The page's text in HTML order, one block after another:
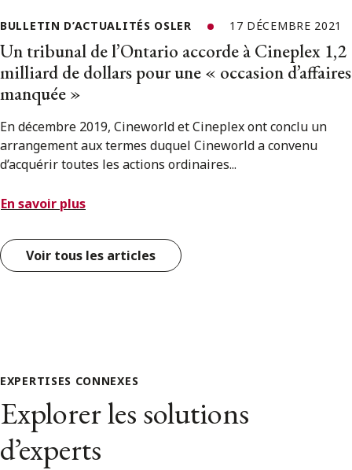
BULLETIN D’ACTUALITÉS OSLER 17 DÉCEMBRE 2021
Un tribunal de l’Ontario accorde à Cineplex 1,2
milliard de dollars pour une « occasion d’affaires
manquée »
En décembre 2019, Cineworld et Cineplex ont conclu un
arrangement aux termes duquel Cineworld a convenu
d’acquérir toutes les actions ordinaires...
En savoir plus
Voir tous les articles
EXPERTISES CONNEXES
Explorer les solutions
d’experts